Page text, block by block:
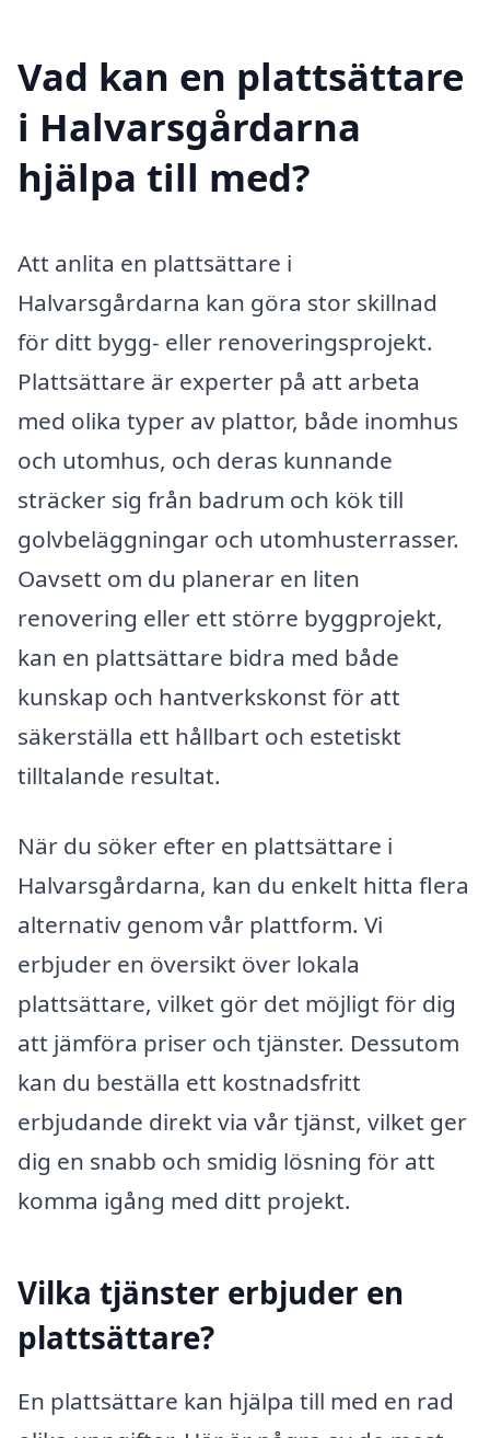
Vad kan en plattsättare
i Halvarsgårdarna
hjälpa till med?
Att anlita en plattsättare i
Halvarsgårdarna kan göra stor skillnad
för ditt bygg- eller renoveringsprojekt.
Plattsättare är experter på att arbeta
med olika typer av plattor, både inomhus
och utomhus, och deras kunnande
sträcker sig från badrum och kök till
golvbeläggningar och utomhusterrasser.
Oavsett om du planerar en liten
renovering eller ett större byggprojekt,
kan en plattsättare bidra med både
kunskap och hantverkskonst för att
säkerställa ett hållbart och estetiskt
tilltalande resultat.
När du söker efter en plattsättare i
Halvarsgårdarna, kan du enkelt hitta flera
alternativ genom vår plattform. Vi
erbjuder en översikt över lokala
plattsättare, vilket gör det möjligt för dig
att jämföra priser och tjänster. Dessutom
kan du beställa ett kostnadsfritt
erbjudande direkt via vår tjänst, vilket ger
dig en snabb och smidig lösning för att
komma igång med ditt projekt.
Vilka tjänster erbjuder en
plattsättare?
En plattsättare kan hjälpa till med en rad